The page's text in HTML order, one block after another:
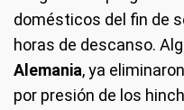
domésticos del fin de
horas de descanso.
Alemania, ya
por presión de los